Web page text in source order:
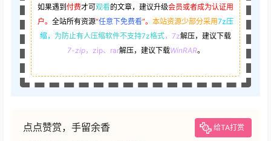
如果遇到付费才可观看的文章，建议升级会员或者成为认证用
户。 全站所有资源“任意下免费看”。 本站资源少部分采用7z压
缩， 为防止有人压缩软件不支持7z格式，7z解压，建议下载
7-zip，zip、rar解压，建议下载WinRAR。
点点赞赏，手留余香 给TA打赏